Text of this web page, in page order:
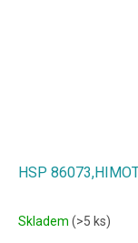
HSP
Skladem (>5 ks)